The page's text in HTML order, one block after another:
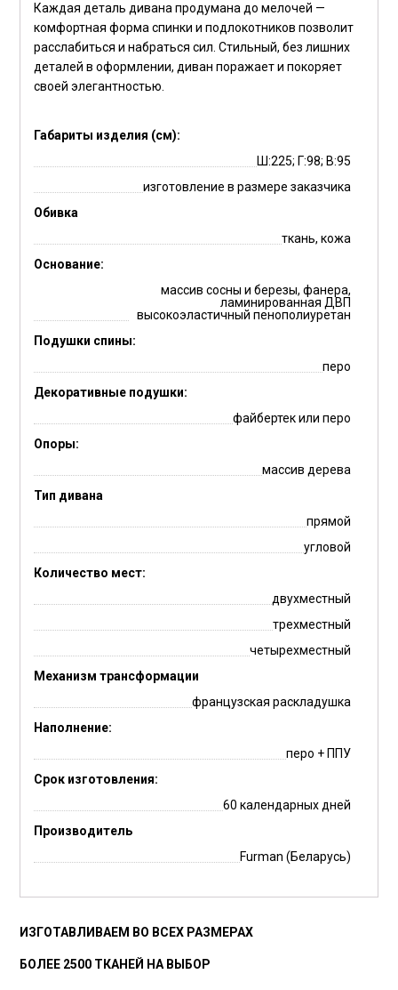
Каждая деталь дивана продумана до мелочей —
комфортная форма спинки и подлокотников позволит
расслабиться и набраться сил. Стильный, без лишних
деталей в оформлении, диван поражает и покоряет
своей элегантностью.
Габариты изделия (см):
Ш:225; Г:98; В:95
изготовление в размере заказчика
Обивка
ткань, кожа
Основание:
массив сосны и березы, фанера,
ламинированная ДВП
высокоэластичный пенополиуретан
Подушки спины:
перо
Декоративные подушки:
файбертек или перо
Опоры:
массив дерева
Тип дивана
прямой
угловой
Количество мест:
двухместный
трехместный
четырехместный
Механизм трансформации
французская раскладушка
Наполнение:
перо + ППУ
Срок изготовления:
60 календарных дней
Производитель
Furman (Беларусь)
ИЗГОТАВЛИВАЕМ ВО ВСЕХ РАЗМЕРАХ
БОЛЕЕ 2500 ТКАНЕЙ НА ВЫБОР